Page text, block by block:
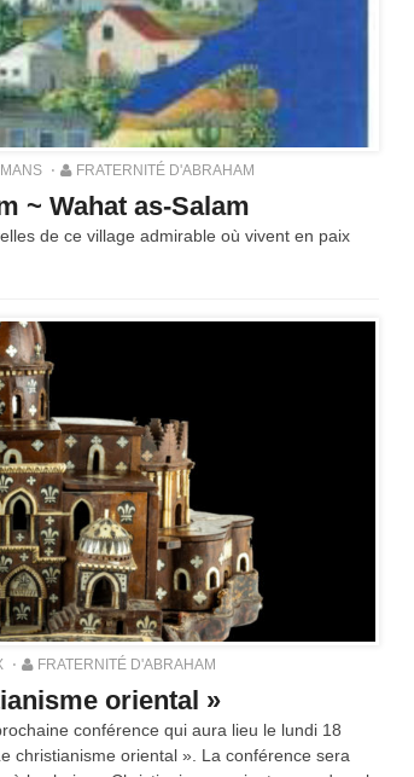
FRATERNITÉ D'ABRAHAM
~ Wahat as-Salam
de ce village admirable où vivent en paix
FRATERNITÉ D'ABRAHAM
oriental »
conférence qui aura lieu le lundi 18
christianisme oriental ». La conférence sera